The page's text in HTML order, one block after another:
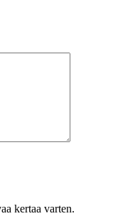
kertaa varten.